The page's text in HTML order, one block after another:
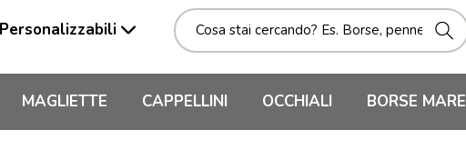
MAGLIETTE CAPPELLINI OCCHIALI BORSE MARE